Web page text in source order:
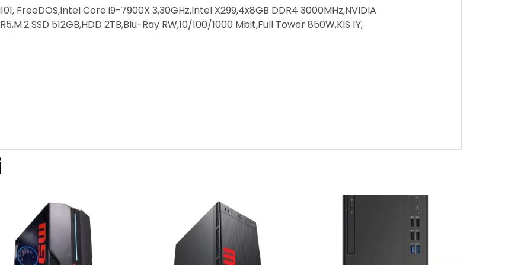
FreeDOS,Intel Core i9-7900X 3,30GHz,Intel X299,4x8GB DDR4 3000MHz,NVIDIA
SSD 512GB,HDD 2TB,Blu-Ray RW,10/100/1000 Mbit,Full Tower 850W,KIS 1Y,